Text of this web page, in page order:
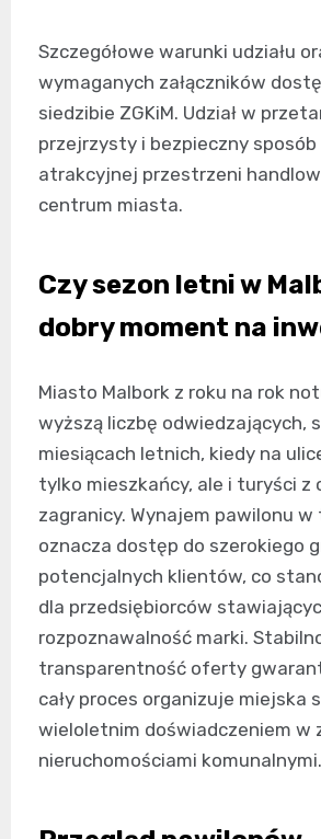
Szczegółowe warunki udziału
wymaganych załączników
siedzibie ZGKiM. Udział w
przejrzysty i bezpieczny sposób
atrakcyjnej przestrzeni
centrum miasta.
Czy sezon letni w
dobry moment na
Miasto Malbork z roku na rok
wyższą liczbę odwiedzających,
miesiącach letnich, kiedy na
tylko mieszkańcy, ale i turyści z
zagranicy. Wynajem pawilonu
oznacza dostęp do szerokiego
potencjalnych klientów, co
dla przedsiębiorców
rozpoznawalność marki.
transparentność oferty
cały proces organizuje miejska
wieloletnim doświadczeniem w
nieruchomościami komunalnymi.